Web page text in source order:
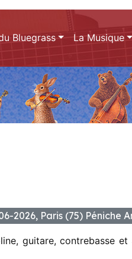
Bluegrass La Musique
2026, Paris (75) Péniche
guitare, contrebasse